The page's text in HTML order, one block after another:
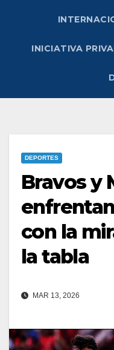
INICIATIVA
DEPORTES
Bravos y
con la
la tabla
MAR 13, 2026